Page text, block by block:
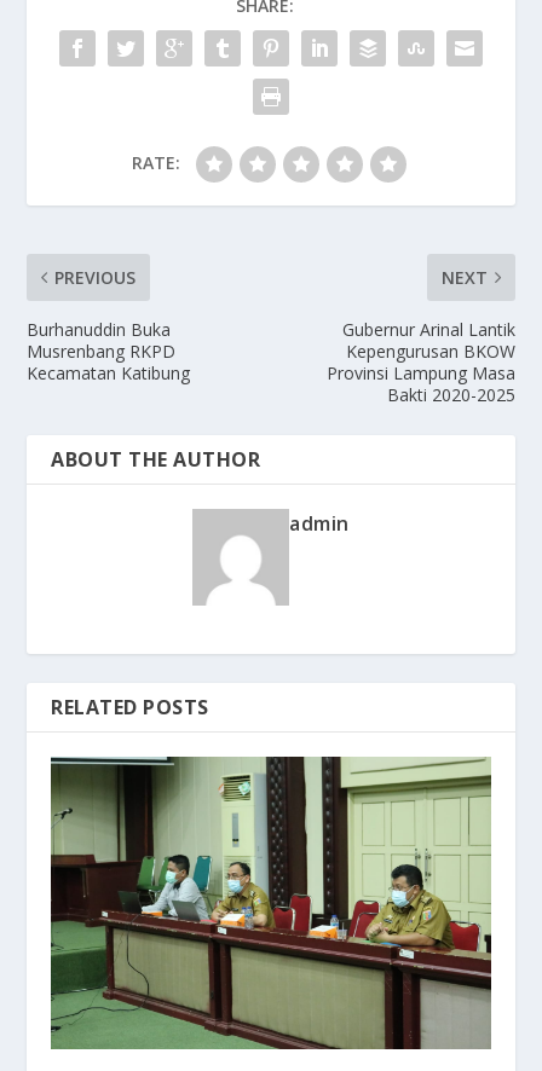
SHARE:
RATE:
PREVIOUS
Burhanuddin Buka
Musrenbang RKPD
Kecamatan Katibung
NEXT
Gubernur Arinal Lantik
Kepengurusan BKOW
Provinsi Lampung Masa
Bakti 2020-2025
ABOUT THE AUTHOR
admin
RELATED POSTS